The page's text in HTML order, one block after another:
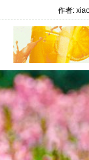
作者: